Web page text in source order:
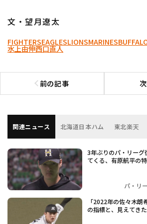
文・望月遼太
FIGHTERSEAGLESLIONSMARINES
水上由伸西口直人
前の記事
前の記事へ
関連ニュース 北海道日本ハム 東北楽天
3年ぶりのパ・リーグ
てくる、有原航平の
パ・リ
「2022年の佐々木
の指標と、見えてき